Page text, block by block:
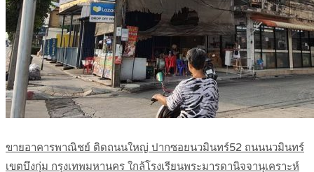
ขายอาคารพาณิชย์ ติดถนนใหญ่ ปากซอยนวมินทร์52 ถนนนวมินทร์
เขตบึงกุ่ม กรุงเทพมหานคร ใกล้โรงเรียนพระมารดานิจจานุเคราะห์